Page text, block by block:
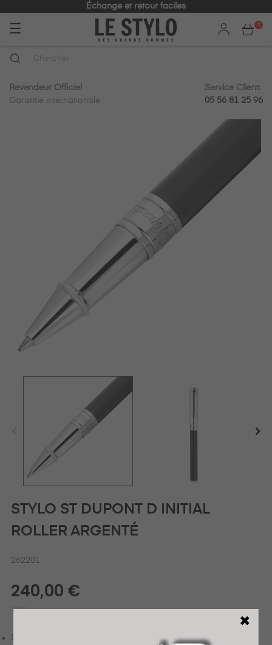
Échange et retour faciles
Basculer
navigation
☰ 0
Revendeur Officiel
Garantie internationale
Service Client:
05 56 81 25 96
STYLO ST DUPONT D INITIAL
ROLLER ARGENTÉ
262201
240,00 €
TTC
DÉTAILLANT OFFICIEL